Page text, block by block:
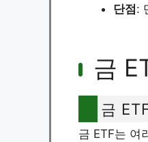
단점 :
금
금
금 ETF는 여